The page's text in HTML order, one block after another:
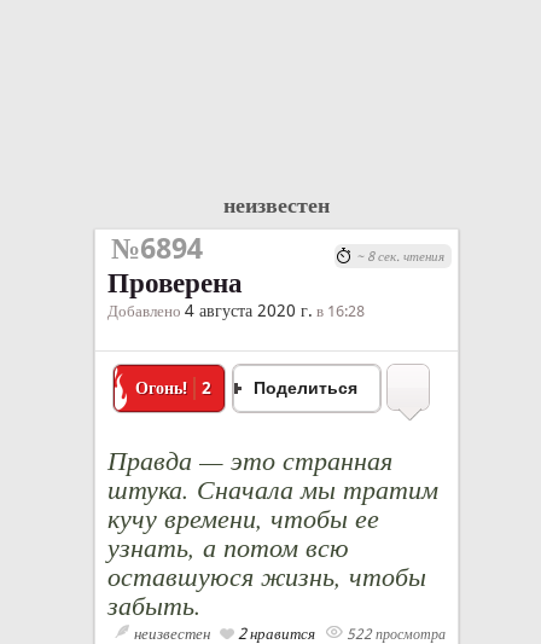
неизвестен
№6894
Проверена
Добавлено 4 августа 2020 г. в 16:28
Огонь! 2 Поделиться
Правда — это странная
штука. Сначала мы тратим
кучу времени, чтобы ее
узнать, а потом всю
оставшуюся жизнь, чтобы
забыть.
неизвестен 2 нравится 522 просмотра
~ 8 сек. чтения